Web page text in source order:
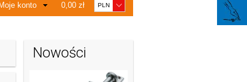
0,00 zł
Moje konto
Nowości